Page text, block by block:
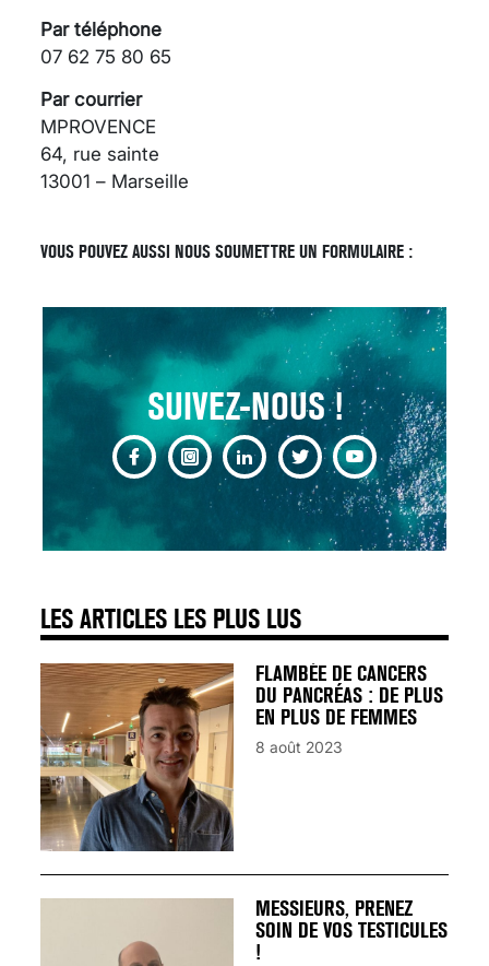
Par téléphone
07 62 75 80 65
Par courrier
MPROVENCE
64, rue sainte
13001 – Marseille
VOUS POUVEZ AUSSI NOUS SOUMETTRE UN FORMULAIRE :
SUIVEZ-NOUS !
LES ARTICLES LES PLUS LUS
POUR TOUTES LES
INSUFFISANCE
CARDIAQUE : LES
SIGNAUX D’ALERTE
AVANT… LA MORT
25 août 2024
FLAMBÉE DE CANCERS
DU PANCRÉAS : DE PLUS
EN PLUS DE FEMMES
8 août 2023
MESSIEURS, PRENEZ
SOIN DE VOS TESTICULES
!